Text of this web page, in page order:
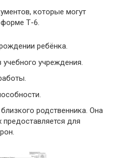
которые могут
форме Т-6.
ребёнка.
учреждения.
родственника. Она
для